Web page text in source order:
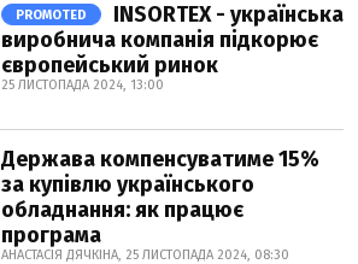
PROMOTED
INSORTEX - українська
виробнича компанія підкорює
європейський ринок
25 ЛИСТОПАДА 2024, 13:00
Держава компенсуватиме 15%
за купівлю українського
обладнання: як працює
програма
АНАСТАСІЯ ДЯЧКІНА, 25 ЛИСТОПАДА 2024, 08:30